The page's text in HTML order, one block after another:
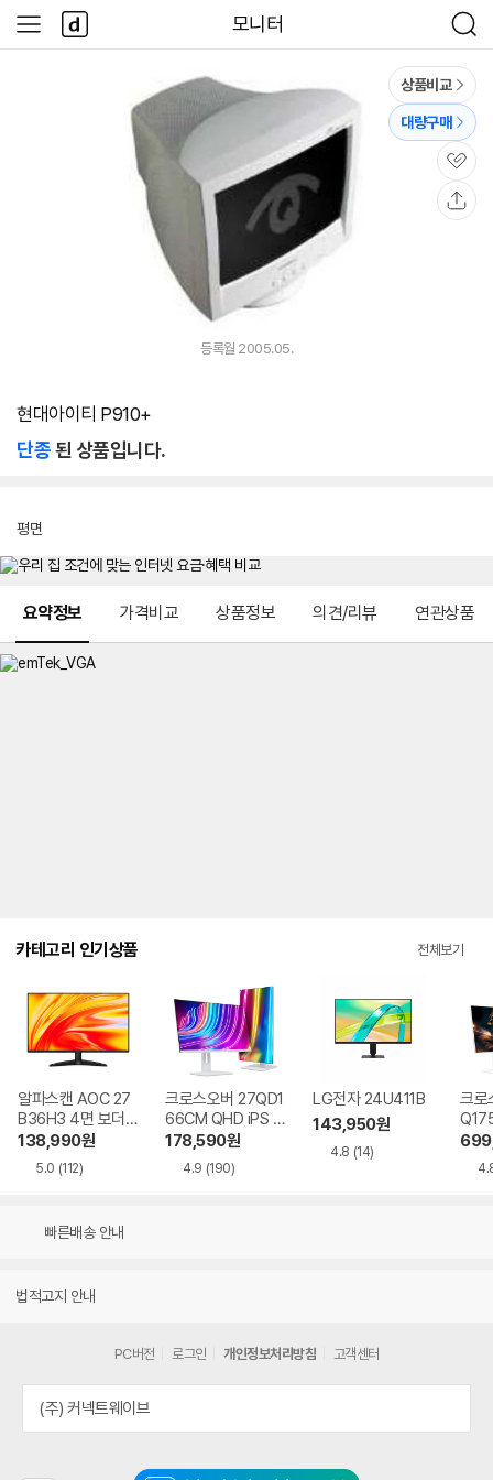
모니터
검
색
사
이
다
나
와
상품비교
대량구매
관
심
등록월 2005.05.
현대아이티 P910+
단종된 상품입니다.
평면
요약정보 가격비교 상품정보 의견/리뷰 연관상품
카테고리 인기상품 전체보기
알파스캔 AOC 27
B36H3 4면 보더리
스 IPS 120 시력보
호 무결점
138,990원
5.0 (112)
크로스오버 27QD1
66CM QHD iPS U
SB-C 화이트 Ai 멀
티스탠드
178,590원
4.9 (190)
LG전자 24U411B
143,950원
4.8 (14)
크로
Ai
빠른배송 안내
법적고지 안내
PC버전 로그인 개인정보처리방침 고객센터
(주) 커넥트웨이브